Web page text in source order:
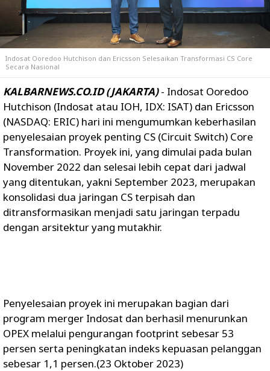
Indosat Ooredoo Hutchison dan Ericsson Selesaikan Transformasi CS Core
Secara Nasional
KALBARNEWS.CO.ID (JAKARTA)- Indosat Ooredoo
Hutchison (Indosat atau IOH, IDX: ISAT) dan Ericsson
(NASDAQ: ERIC) hari ini mengumumkan keberhasilan
penyelesaian proyek penting CS (Circuit Switch) Core
Transformation. Proyek ini, yang dimulai pada bulan
November 2022 dan selesai lebih cepat dari jadwal
yang ditentukan, yakni September 2023, merupakan
konsolidasi dua jaringan CS terpisah dan
ditransformasikan menjadi satu jaringan terpadu
dengan arsitektur yang mutakhir.
Penyelesaian proyek ini merupakan bagian dari
program merger Indosat dan berhasil menurunkan
OPEX melalui pengurangan footprint sebesar 53
persen serta peningkatan indeks kepuasan pelanggan
sebesar 1,1 persen.(23 Oktober 2023)